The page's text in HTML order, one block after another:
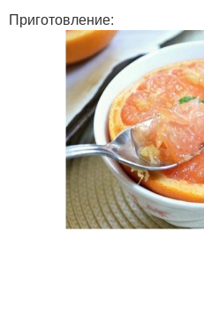
Приготовление: